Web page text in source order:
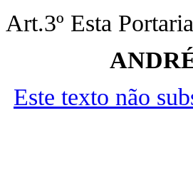
Art.3º Esta
Este texto não